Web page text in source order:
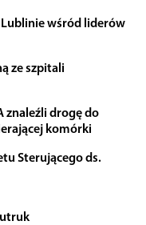
wśród liderów
ze szpitali
znaleźli drogę do
komórki
Sterującego ds.